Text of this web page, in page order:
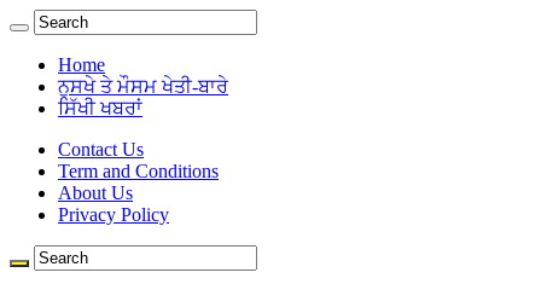
Home
ਨੁਸਖੇ ਤੇ ਮੌਸਮ ਖੇਤੀ-ਬਾਰੇ
ਸਿੱਖੀ ਖਬਰਾਂ
Contact Us
Term and Conditions
About Us
Privacy Policy